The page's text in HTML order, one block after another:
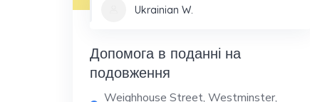
Ukrainian W.
Допомога в поданні на
подовження
Weighhouse Street, Westminster,